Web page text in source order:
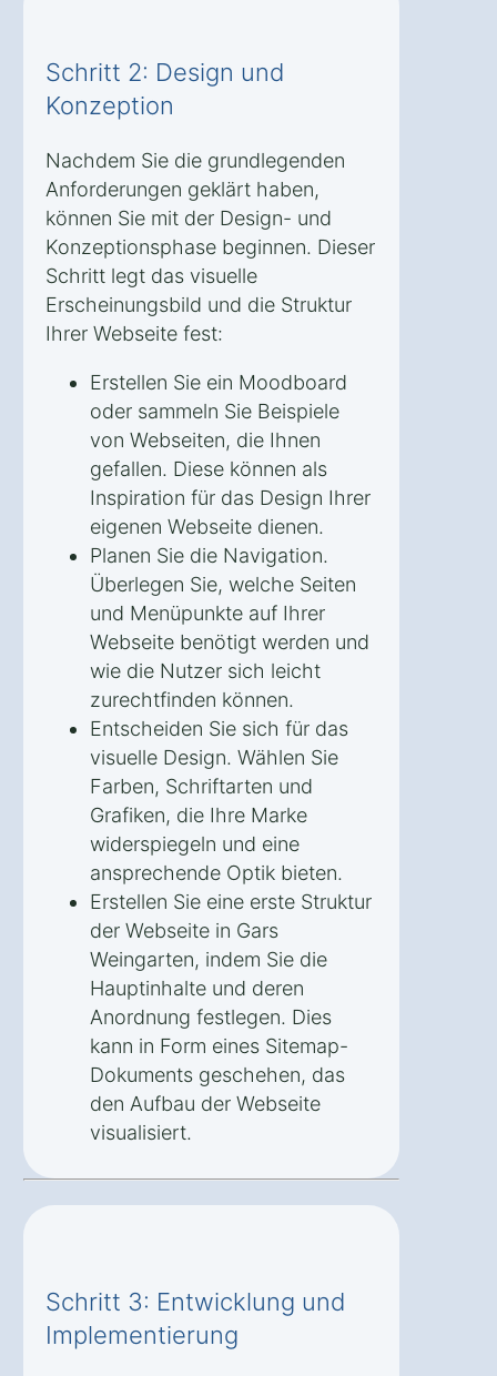
Schritt 2: Design und
Konzeption
Nachdem Sie die grundlegenden
Anforderungen geklärt haben,
können Sie mit der Design- und
Konzeptionsphase beginnen. Dieser
Schritt legt das visuelle
Erscheinungsbild und die Struktur
Ihrer Webseite fest:
Erstellen Sie ein Moodboard
oder sammeln Sie Beispiele
von Webseiten, die Ihnen
gefallen. Diese können als
Inspiration für das Design Ihrer
eigenen Webseite dienen.
Planen Sie die Navigation.
Überlegen Sie, welche Seiten
und Menüpunkte auf Ihrer
Webseite benötigt werden und
wie die Nutzer sich leicht
zurechtfinden können.
Entscheiden Sie sich für das
visuelle Design. Wählen Sie
Farben, Schriftarten und
Grafiken, die Ihre Marke
widerspiegeln und eine
ansprechende Optik bieten.
Erstellen Sie eine erste Struktur
der Webseite in Gars
Weingarten, indem Sie die
Hauptinhalte und deren
Anordnung festlegen. Dies
kann in Form eines Sitemap-
Dokuments geschehen, das
den Aufbau der Webseite
visualisiert.
Schritt 3: Entwicklung und
Implementierung